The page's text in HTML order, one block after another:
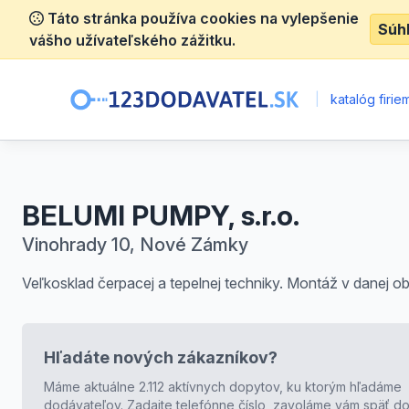
Táto stránka používa cookies na vylepšenie
vášho užívateľského zážitku.
katalóg
BELUMI PUMPY, s.r.o.
Vinohrady 10, Nové Zámky
Veľkosklad čerpacej a tepelnej techniky. Montáž v danej
Hľadáte nových zákazníkov?
Máme aktuálne 2.112 aktívnych dopytov, ku ktorým hľadáme
dodávateľov. Zadajte telefónne číslo, zavoláme vám späť